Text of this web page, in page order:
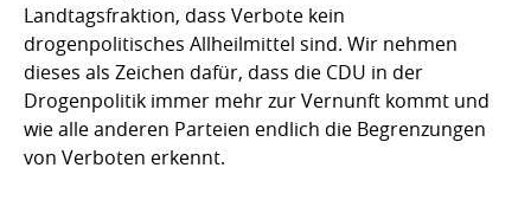
Landtagsfraktion, dass Verbote kein
drogenpolitisches Allheilmittel sind. Wir nehmen
dieses als Zeichen dafür, dass die CDU in der
Drogenpolitik immer mehr zur Vernunft kommt und
wie alle anderen Parteien endlich die Begrenzungen
von Verboten erkennt.